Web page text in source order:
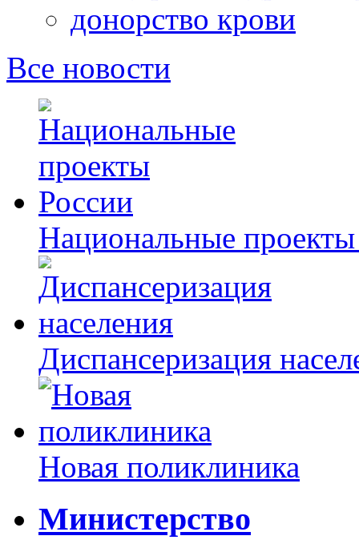
донорство крови
Все новости
Национальные
Диспансеризация
Новая поликлиника
Министерство